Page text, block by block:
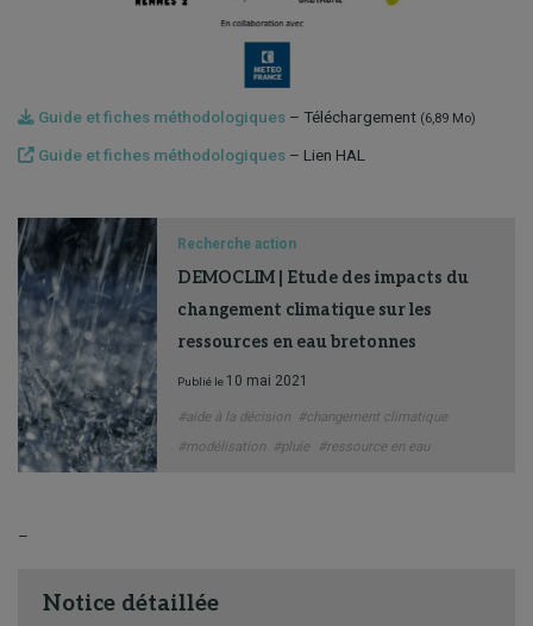
Guide et fiches méthodologiques – Téléchargement (6,89 Mo)
Guide et fiches méthodologiques – Lien HAL
Recherche action
DEMOCLIM | Etude des impacts du
changement climatique sur les
ressources en eau bretonnes
Publié le 10 mai 2021
#aide à la décision #changement climatique
#modélisation #pluie #ressource en eau
–
Notice détaillée